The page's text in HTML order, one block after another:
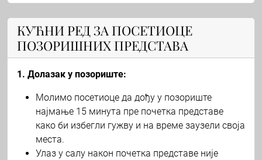
КУЋНИ РЕД ЗА ПОСЕТИОЦЕ
ПОЗОРИШНИХ ПРЕДСТАВА
1. Долазак у позориште:
Молимо посетиоце да дођу у позориште
најмање 15 минута пре почетка представе
како би избегли гужву и на време заузели своја
места.
Улаз у салу након почетка представе није